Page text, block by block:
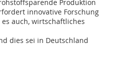
Produktion
innovative Forschung
auch, wirtschaftliches
dies sei in Deutschland